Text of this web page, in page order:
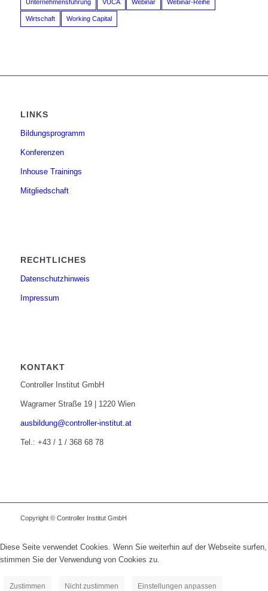
Unternehmensführung VUCA Webinar Webinar-Reihe
Wirtschaft Working Capital
LINKS
Bildungsprogramm
Konferenzen
Inhouse Trainings
Mitgliedschaft
RECHTLICHES
Datenschutzhinweis
Impressum
KONTAKT
Controller Institut GmbH
Wagramer Straße 19 | 1220 Wien
ausbildung@controller-institut.at
Tel.: +43 / 1 / 368 68 78
Copyright © Controller Institut GmbH
Diese Seite verwendet Cookies. Wenn Sie weiterhin auf der Webseite surfen,
stimmen Sie der Verwendung von Cookies zu.
Zustimmen Nicht zustimmen Einstellungen anpassen